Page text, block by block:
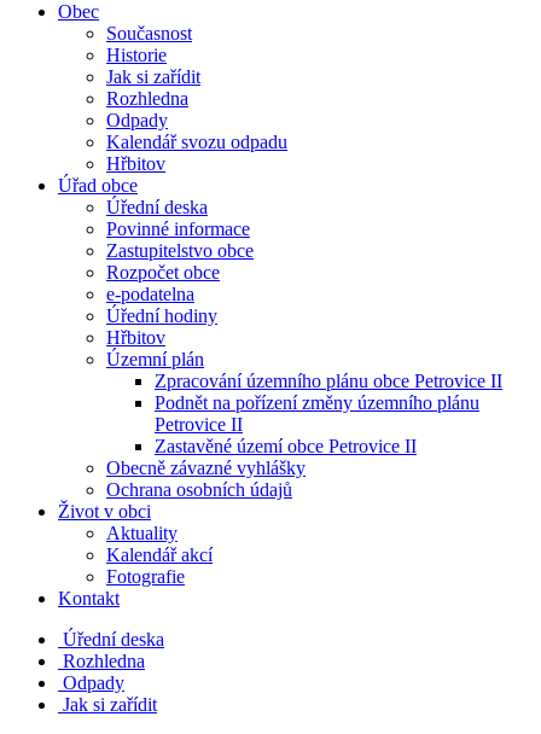
Obec
Současnost
Historie
Jak si zařídit
Rozhledna
Odpady
Kalendář svozu odpadu
Hřbitov
Úřad obce
Úřední deska
Povinné informace
Zastupitelstvo obce
Rozpočet obce
e-podatelna
Úřední hodiny
Hřbitov
Územní plán
Zpracování územního plánu obce Petrovice II
Podnět na pořízení změny územního plánu
Petrovice II
Zastavěné území obce Petrovice II
Obecně závazné vyhlášky
Ochrana osobních údajů
Život v obci
Aktuality
Kalendář akcí
Fotografie
Kontakt
Úřední deska
Rozhledna
Odpady
Jak si zařídit